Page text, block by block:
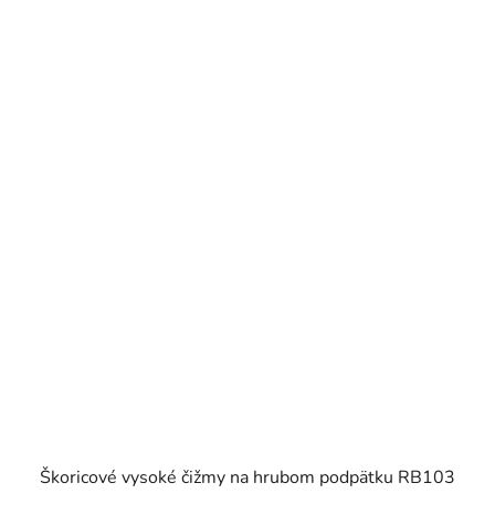
Škoricové vysoké čižmy na hrubom podpätku RB103